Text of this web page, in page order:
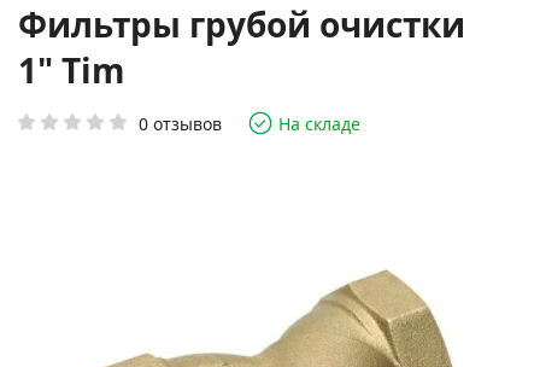
Фильтры грубой очистки
1" Tim
0 отзывов На складе